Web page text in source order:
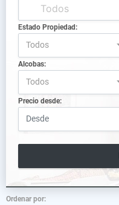
Estado Propiedad:
Todos
Alcobas:
Todos
Precio desde:
Ordenar por: